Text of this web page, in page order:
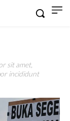
sit amet,
incididunt